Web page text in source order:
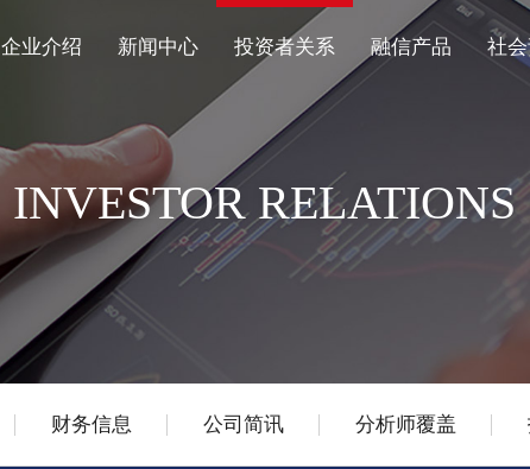
企业介绍 新闻中心 投资者关系 融信产品 社
INVESTOR RELATIONS
财务信息 公司简讯 分析师覆盖